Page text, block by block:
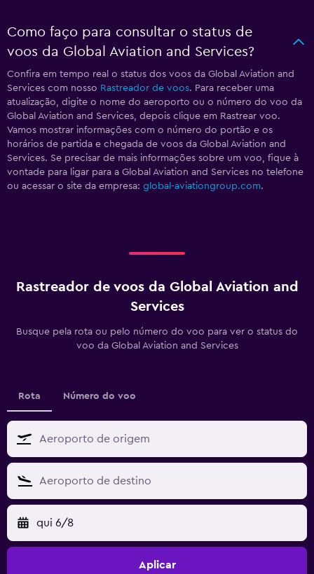
Como faço para consultar o status de
voos da Global Aviation and Services?
Confira em tempo real o status dos voos da Global Aviation and
Services com nosso Rastreador de voos. Para receber uma
atualização, digite o nome do aeroporto ou o número do voo da
Global Aviation and Services, depois clique em Rastrear voo.
Vamos mostrar informações com o número do portão e os
horários de partida e chegada de voos da Global Aviation and
Services. Se precisar de mais informações sobre um voo, fique à
vontade para ligar para a Global Aviation and Services no telefone
ou acessar o site da empresa: global-aviationgroup.com.
Rastreador de voos da Global Aviation and
Services
Busque pela rota ou pelo número do voo para ver o status do
voo da Global Aviation and Services
Rota Número do voo
qui 6/8
Aplicar